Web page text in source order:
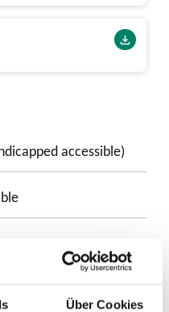
Über Cookies
accessible)
Erftstadt Bf